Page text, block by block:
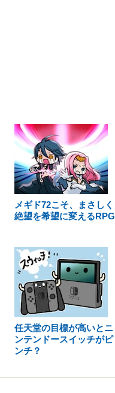
メギド72こそ、まさしく
絶望を希望に変えるRPG
任天堂の目標が高いとニ
ンテンドースイッチがピ
ンチ？